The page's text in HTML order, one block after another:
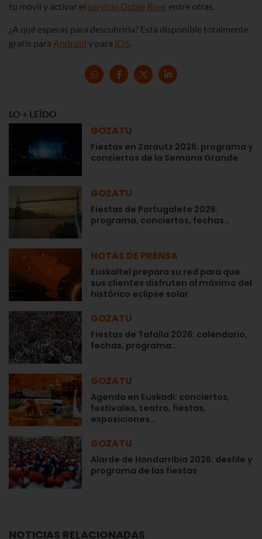
tu móvil y activar el servicio Doble Ring, entre otras.
¿A qué esperas para descubrirla? Está disponible totalmente
gratis para Android y para iOS.
LO + LEÍDO
GOZATU
Fiestas en Zarautz 2026: programa y
conciertos de la Semana Grande
GOZATU
Fiestas de Portugalete 2026:
programa, conciertos, fechas…
NOTAS DE PRENSA
Euskaltel prepara su red para que
sus clientes disfruten al máximo del
histórico eclipse solar
GOZATU
Fiestas de Tafalla 2026: calendario,
fechas, programa…
GOZATU
Agenda en Euskadi: conciertos,
festivales, teatro, fiestas,
exposiciones…
GOZATU
Alarde de Hondarribia 2026: desfile y
programa de las fiestas
NOTICIAS RELACIONADAS